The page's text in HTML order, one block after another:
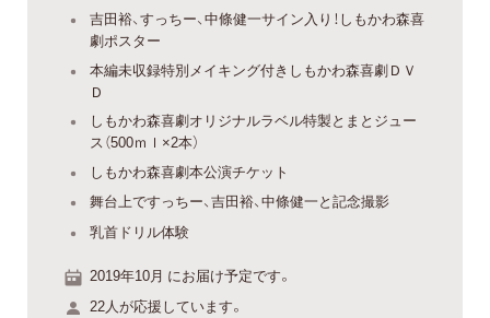
吉田裕、すっちー、中條健一サイン入り！しもかわ森喜
劇ポスター
本編未収録特別メイキング付きしもかわ森喜劇ＤＶ
Ｄ
しもかわ森喜劇オリジナルラベル特製とまとジュー
ス（500ｍｌ×2本）
しもかわ森喜劇本公演チケット
舞台上ですっちー、吉田裕、中條健一と記念撮影
乳首ドリル体験
2019年10月 にお届け予定です。
22人が応援しています。